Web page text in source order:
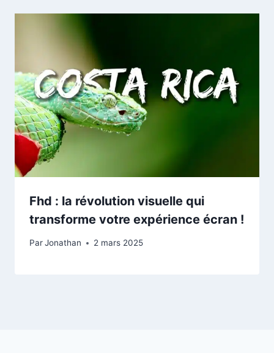
Fhd : la révolution visuelle qui
transforme votre expérience écran !
ParJonathan 2 mars 2025